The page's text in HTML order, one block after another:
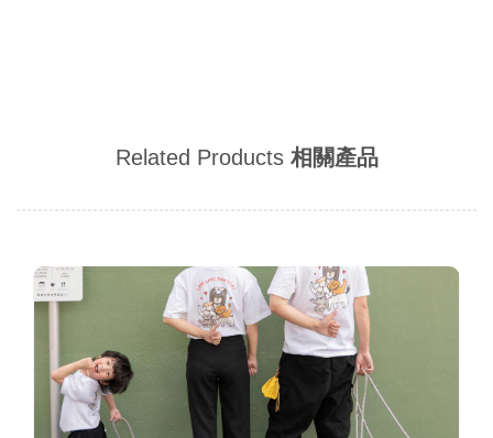
Related Products 相關產品